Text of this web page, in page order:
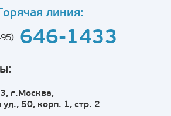
линия:
646-1433
г.Москва,
50, корп. 1, стр. 2